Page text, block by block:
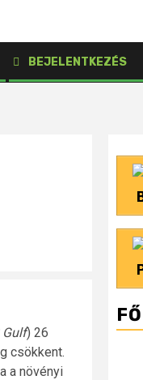
BEJELENTKEZÉS
Gulf) 26
csökkent.
a növényi